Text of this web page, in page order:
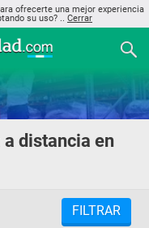
ofrecerte una mejor experiencia
su uso? .. Cerrar
distancia en
FILTRAR